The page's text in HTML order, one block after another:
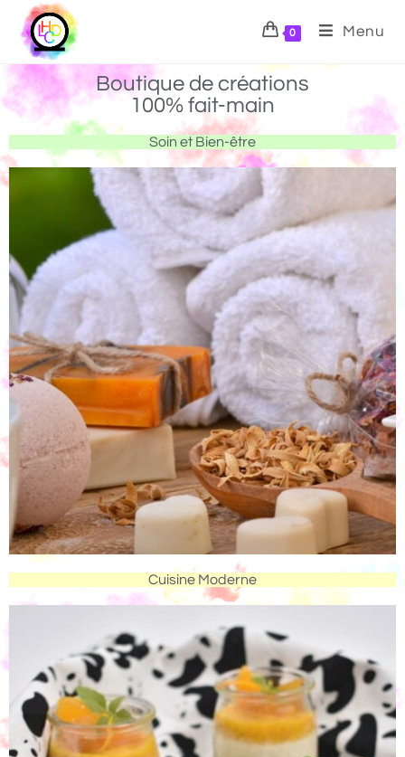
0 Menu
Boutique de créations
100% fait-main
Soin et Bien-être
Cuisine Moderne